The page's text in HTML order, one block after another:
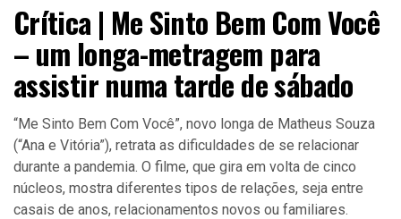
Crítica | Me Sinto Bem Com Você
– um longa-metragem para
assistir numa tarde de sábado
“Me Sinto Bem Com Você”, novo longa de Matheus Souza
(“Ana e Vitória”), retrata as dificuldades de se relacionar
durante a pandemia. O filme, que gira em volta de cinco
núcleos, mostra diferentes tipos de relações, seja entre
casais de anos, relacionamentos novos ou familiares.